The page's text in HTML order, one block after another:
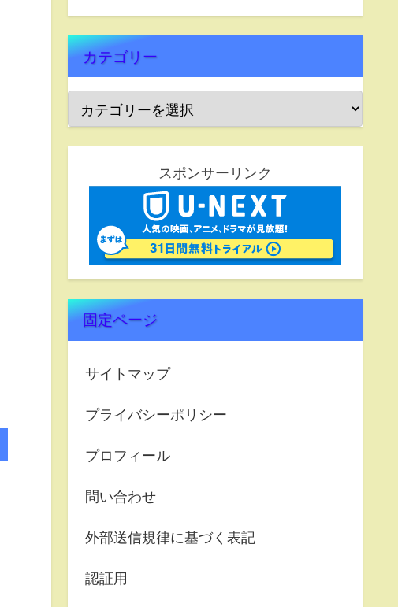
カテゴリー
スポンサーリンク
固定ページ
サイトマップ
プライバシーポリシー
プロフィール
問い合わせ
外部送信規律に基づく表記
認証用